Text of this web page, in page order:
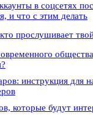
в соцсетях
и что с этим делать
прослушивает
инструкция для
которые будут